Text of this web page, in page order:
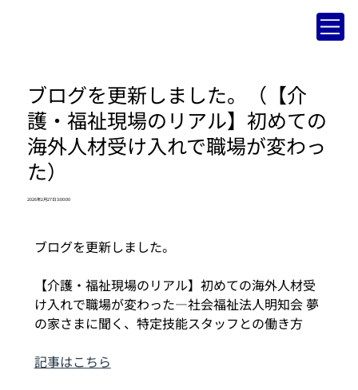
ブログを更新しました。（【介
護・福祉現場のリアル】初めての
海外人材受け入れで職場が変わっ
た）
2026年2月27日 3:00:00
ブログを更新しました。
【介護・福祉現場のリアル】初めての海外人材受
け入れで職場が変わった—社会福祉法人明知会 夢
の家さまに聞く、特定技能スタッフとの働き方
記事はこちら